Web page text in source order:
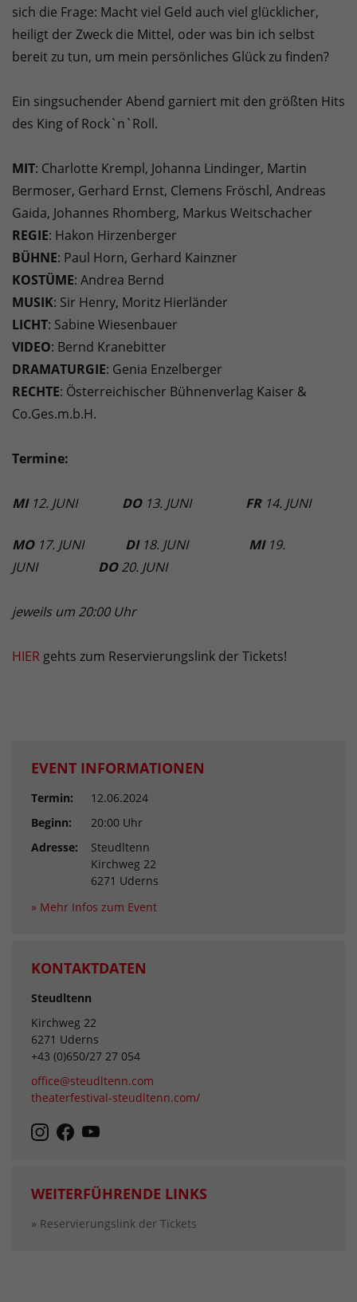
sich die Frage: Macht viel Geld auch viel glücklicher,
heiligt der Zweck die Mittel, oder was bin ich selbst
bereit zu tun, um mein persönliches Glück zu finden?
Ein singsuchender Abend garniert mit den größten Hits
des King of Rock`n`Roll.
MIT: Charlotte Krempl, Johanna Lindinger, Martin
Bermoser, Gerhard Ernst, Clemens Fröschl, Andreas
Gaida, Johannes Rhomberg, Markus Weitschacher
REGIE: Hakon Hirzenberger
BÜHNE: Paul Horn, Gerhard Kainzner
KOSTÜME: Andrea Bernd
MUSIK: Sir Henry, Moritz Hierländer
LICHT: Sabine Wiesenbauer
VIDEO: Bernd Kranebitter
DRAMATURGIE: Genia Enzelberger
RECHTE: Österreichischer Bühnenverlag Kaiser &
Co.Ges.m.b.H.
Termine:
MI 12. JUNI DO 13. JUNI FR 14. JUNI
MO 17. JUNI DI 18. JUNI MI 19.
JUNI DO20. JUNI
jeweils um 20:00 Uhr
HIER gehts zum Reservierungslink der Tickets!
EVENT INFORMATIONEN
Termin:
12.06.2024
Beginn:
20:00 Uhr
Adresse:
Steudltenn
Kirchweg 22
6271 Uderns
» Mehr Infos zum Event
KONTAKTDATEN
Steudltenn
Kirchweg 22
6271 Uderns
+43 (0)650/27 27 054
office@steudltenn.com
theaterfestival-steudltenn.com/
WEITERFÜHRENDE LINKS
» Reservierungslink der Tickets